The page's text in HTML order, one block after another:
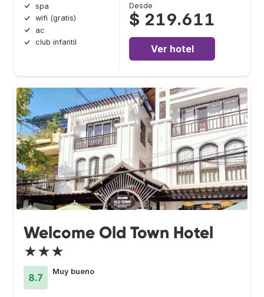
spa
wifi (gratis)
ac
club infantil
Desde
$ 219.611
Ver hotel
Welcome Old Town Hotel
★★★
8.7
Muy bueno